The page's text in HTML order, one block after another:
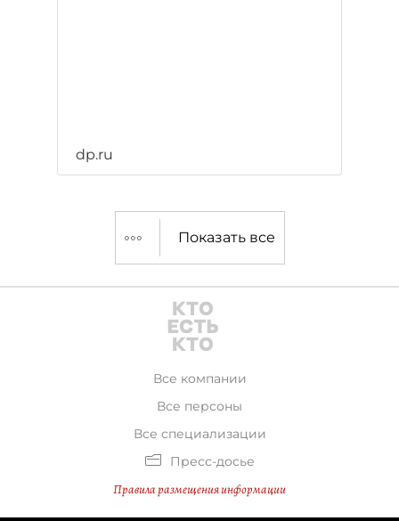
dp.ru
Показать все
Все компании
Все персоны
Все специализации
Пресс-досье
Правила размещения информации